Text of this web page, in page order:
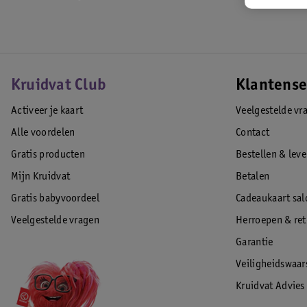
Kruidvat Club
Activeer je kaart
Alle voordelen
Gratis producten
Mijn Kruidvat
Gratis babyvoordeel
Veelgestelde vragen
Veelgestelde
Contact
Bestellen &
Betalen
Cadeaukaart
Herroepen &
Garantie
Kruidvat Advies